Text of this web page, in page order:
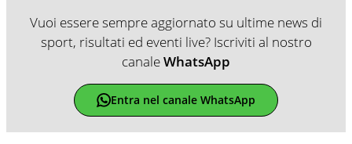
Vuoi essere sempre aggiornato su ultime news di
sport, risultati ed eventi live? Iscriviti al nostro
canaleWhatsApp
Entra nel canale WhatsApp